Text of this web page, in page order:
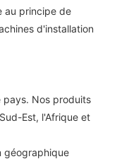
au principe de
d'installation
pays. Nos produits
Est, l'Afrique et
géographique